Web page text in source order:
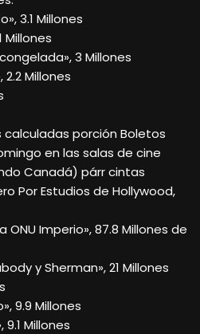
3.1 Millones
Millones
3 Millones
2.2 Millones
calculadas porción Boletos
en las salas de cine
Canadá) párr cintas
Por Estudios de Hollywood,
ONU Imperio», 87.8 Millones de
y Sherman», 21 Millones
9.9 Millones
9.1 Millones